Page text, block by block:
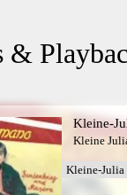
Kleine-
Kleine
Kleine-Julia